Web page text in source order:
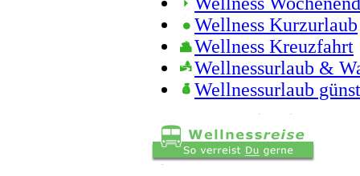
Wellness Kurzurlaub
Wellness Kreuzfahrt
Wellnessurlaub &
Wellnessurlaub